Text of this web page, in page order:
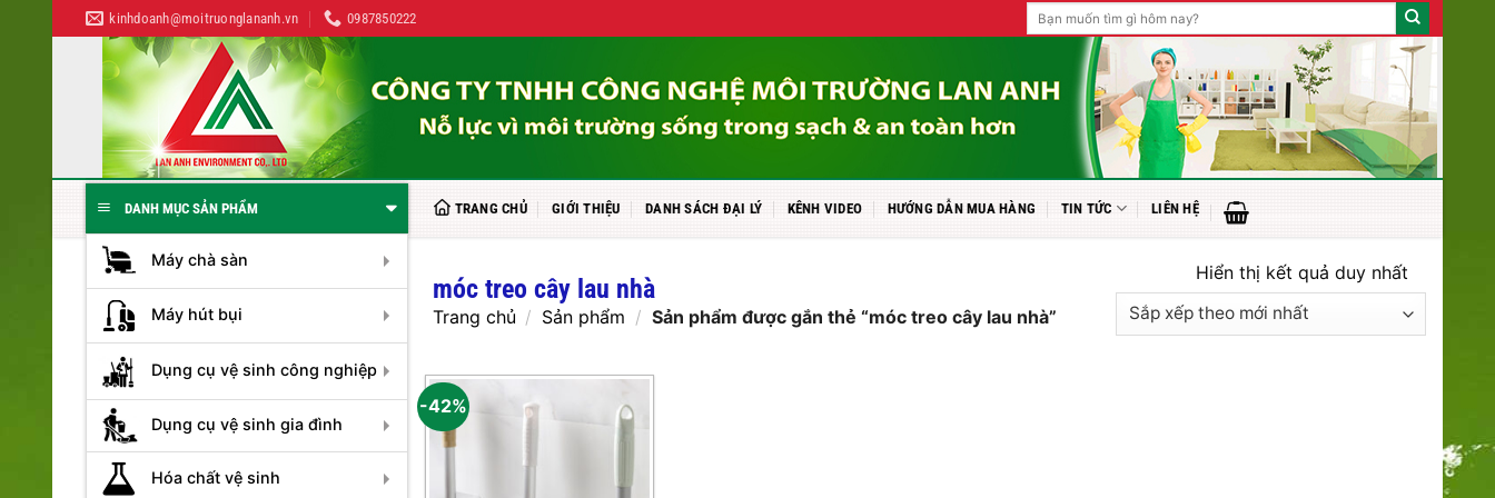
qua
kinhdoanh@moitruonglananh.vn 0987850222
Tìm
kiếm:
DANH MỤC SẢN PHẨM
Máy chà sàn
Máy hút bụi
Dụng cụ vệ sinh công nghiệp
Dụng cụ vệ sinh gia đình
Hóa chất vệ sinh
TRANG CHỦ GIỚI THIỆU DANH SÁCH ĐẠI LÝ KÊNH VIDEO HƯỚNG DẪN MUA HÀNG TIN TỨC LIÊN HỆ
móc treo cây lau nhà
Trang chủ / Sản phẩm / Sản phẩm được gắn thẻ “móc treo cây lau nhà”
Hiển thị kết quả duy nhất
-42%